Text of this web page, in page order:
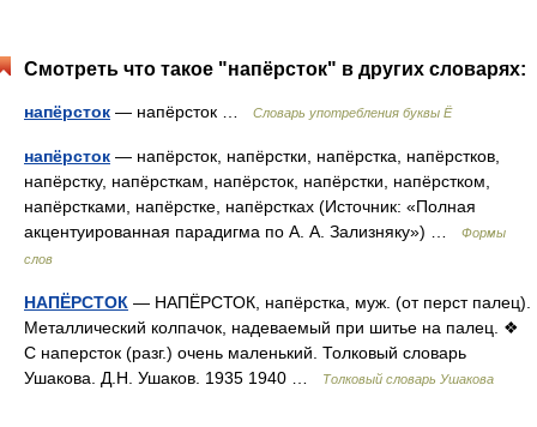
Смотреть что такое "напёрсток" в других словарях:
напёрсток — напёрсток … Словарь употребления буквы Ё
напёрсток — напёрсток, напёрстки, напёрстка, напёрстков,
напёрстку, напёрсткам, напёрсток, напёрстки, напёрстком,
напёрстками, напёрстке, напёрстках (Источник: «Полная
акцентуированная парадигма по А. А. Зализняку») …
Формы
слов
НАПЁРСТОК — НАПЁРСТОК, напёрстка, муж. (от перст палец).
Металлический колпачок, надеваемый при шитье на палец. ❖
С наперсток (разг.) очень маленький. Толковый словарь
Ушакова. Д.Н. Ушаков. 1935 1940 …
Толковый словарь Ушакова